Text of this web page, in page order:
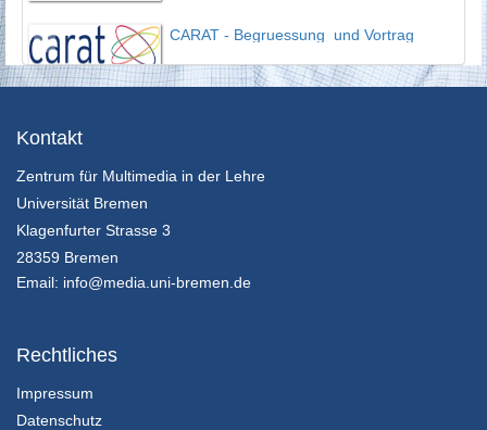
CARAT - Begruessung_und Vortrag
3/09/2021
3/09/2021
Kontakt
Zentrum für Multimedia in der Lehre
Universität Bremen
Klagenfurter Strasse 3
28359 Bremen
Email: info@media.uni-bremen.de
Rechtliches
Impressum
Datenschutz